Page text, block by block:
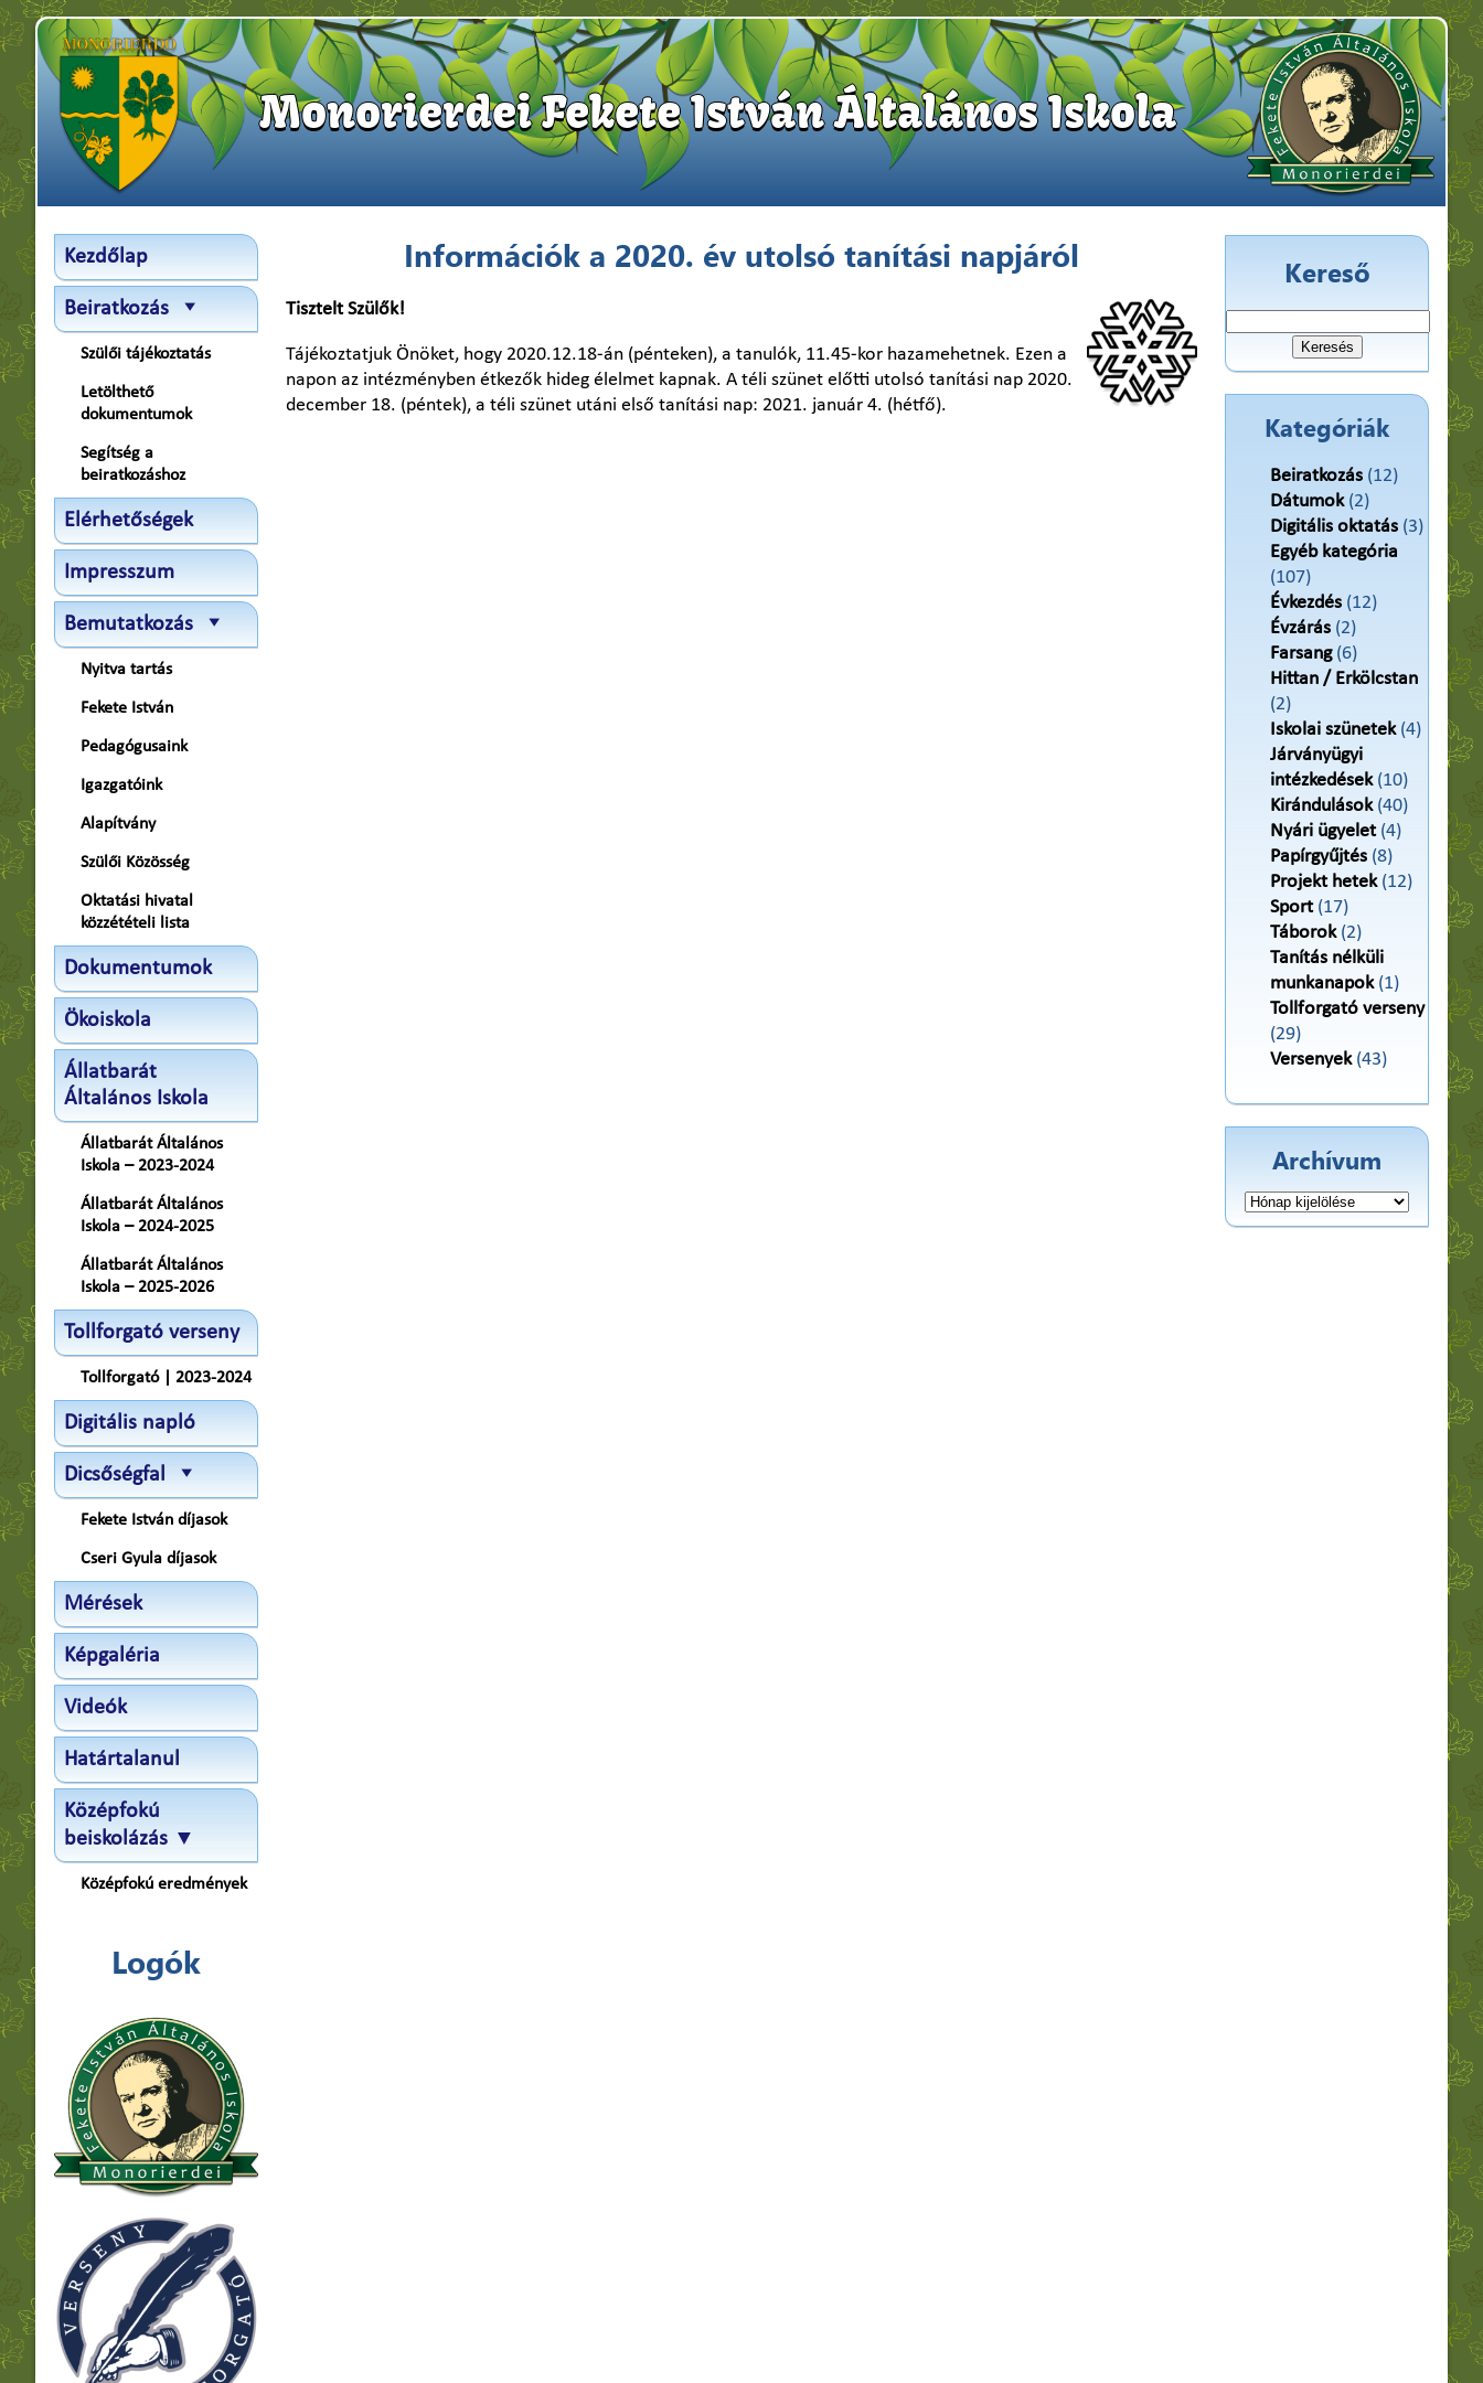
Monorierdei Fekete István Általános Iskola
Kezdőlap
Beiratkozás
Szülői tájékoztatás
Letölthető
dokumentumok
Segítség a
beiratkozáshoz
Elérhetőségek
Impresszum
Bemutatkozás
Nyitva tartás
Fekete István
Pedagógusaink
Igazgatóink
Alapítvány
Szülői Közösség
Oktatási hivatal
közzétételi lista
Dokumentumok
Ökoiskola
Állatbarát
Általános Iskola
Állatbarát Általános
Iskola – 2023-2024
Állatbarát Általános
Iskola – 2024-2025
Állatbarát Általános
Iskola – 2025-2026
Tollforgató verseny
Tollforgató | 2023-2024
Digitális napló
Dicsőségfal
Fekete István díjasok
Cseri Gyula díjasok
Mérések
Képgaléria
Videók
Határtalanul
Középfokú
beiskolázás ▼
Középfokú eredmények
Logók
Információk a 2020. év utolsó tanítási napjáról
Tisztelt Szülők!
Tájékoztatjuk Önöket, hogy 2020.12.18-án (pénteken), a tanulók, 11.45-kor hazamehetnek. Ezen a
napon az intézményben étkezők hideg élelmet kapnak. A téli szünet előtti utolsó tanítási nap 2020.
december 18. (péntek), a téli szünet utáni első tanítási nap: 2021. január 4. (hétfő).
Kereső
Kategóriák
Beiratkozás (12)
Dátumok(2)
Digitális oktatás (3)
Egyéb kategória
(107)
Évkezdés (12)
Évzárás (2)
Farsang(6)
Hittan / Erkölcstan
(2)
Iskolai szünetek(4)
Járványügyi
intézkedések(10)
Kirándulások(40)
Nyári ügyelet(4)
Papírgyűjtés (8)
Projekt hetek(12)
Sport(17)
Táborok(2)
Tanítás nélküli
munkanapok(1)
Tollforgató verseny
(29)
Versenyek(43)
Archívum
Archívum